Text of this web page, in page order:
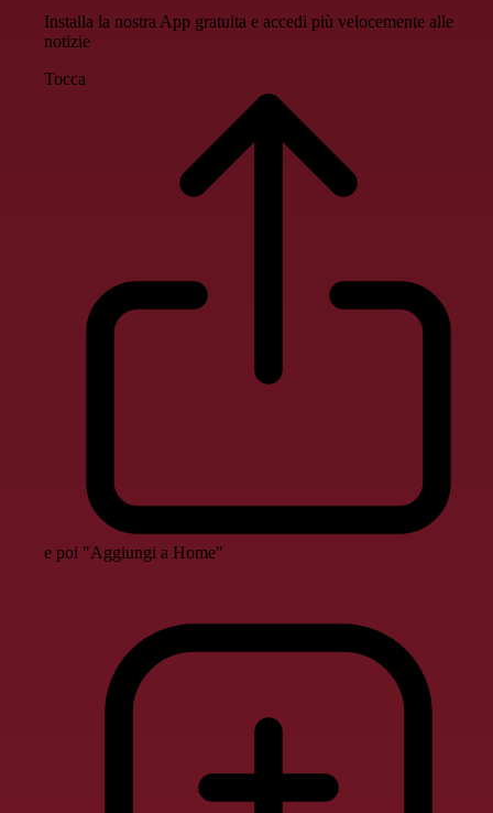
Installa la nostra App gratuita e accedi più velocemente alle
notizie
Tocca
e poi "Aggiungi a Home"